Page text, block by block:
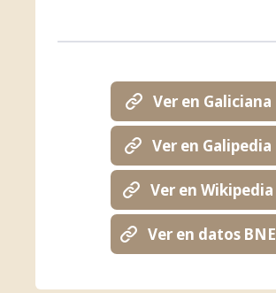
Ver en Galiciana
Ver en Galipedia
Ver en Wikipedia
Ver en datos BNE